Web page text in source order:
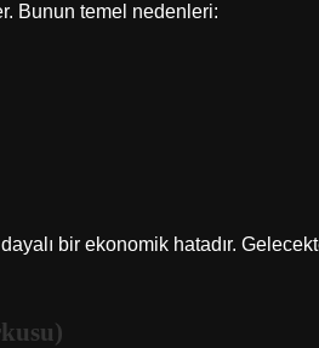
Bunun temel nedenleri:
dayalı bir ekonomik hatadır.